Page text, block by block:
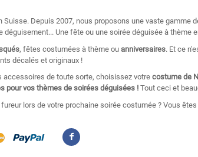
Suisse. Depuis 2007, nous proposons une vaste gamme
déguisement... Une fête ou une soirée déguisée à thème
, fêtes costumées à thème ou anniversaires. Et ce
décalés et originaux !
accessoires de toute sorte, choisissez votrecostume de
pour vos thèmes de soirées déguisées ! Tout ceci et
lors de votre prochaine soirée costumée ? Vous